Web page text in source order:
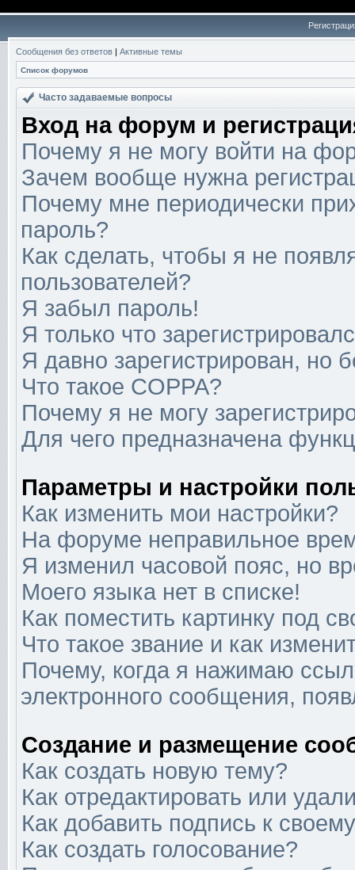
Сообщения без ответов | Активные темы
Список форумов
Часто задаваемые вопросы
Вход на форум и
Почему я не могу войти на
Зачем вообще нужна
Почему мне периодически
пароль?
Как сделать, чтобы я не
пользователей?
Я забыл пароль!
Я только что
Я давно зарегистрирован, но
Что такое COPPA?
Почему я не могу
Для чего предназначена
Параметры и настройки
Как изменить мои настройки?
На форуме неправильное
Я изменил часовой пояс, но
Моего языка нет в списке!
Как поместить картинку под
Что такое звание и как
Почему, когда я нажимаю
электронного сообщения,
Создание и размещение
Как создать новую тему?
Как отредактировать или
Как добавить подпись к
Как создать голосование?